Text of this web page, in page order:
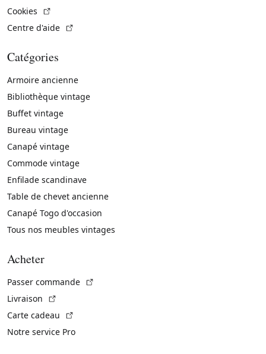
Cookies
Centre d'aide
Catégories
Armoire ancienne
Bibliothèque vintage
Buffet vintage
Bureau vintage
Canapé vintage
Commode vintage
Enfilade scandinave
Table de chevet ancienne
Canapé Togo d'occasion
Tous nos meubles vintages
Acheter
Passer commande
Livraison
Carte cadeau
Notre service Pro